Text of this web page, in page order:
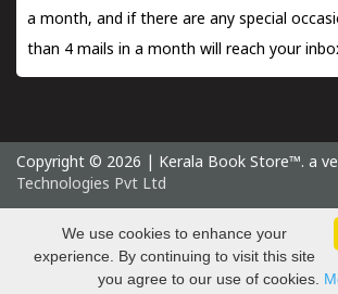
a month, and if there are any special
than 4 mails in a month will reach your
Copyright © 2026 | Kerala Book Store™. a
Technologies Pvt Ltd
Friday 7
We use cookies to enhance your
experience. By continuing to visit this site
you agree to our use of cookies.